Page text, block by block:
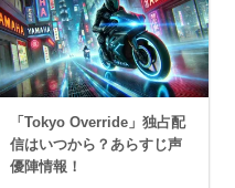
「Tokyo Override」独占配
信はいつから？あらすじ声
優陣情報！